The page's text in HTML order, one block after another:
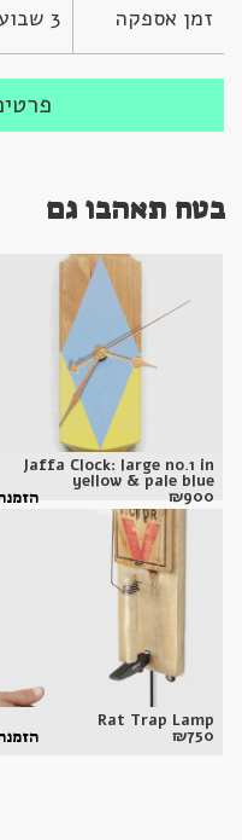
זמן אספקה 3 שבועות מביצוע הזמנה
בטח תאהבו גם
Jaffa Clock: large no.1 in
yellow & pale blue
₪900
Rat Trap Lamp
₪750